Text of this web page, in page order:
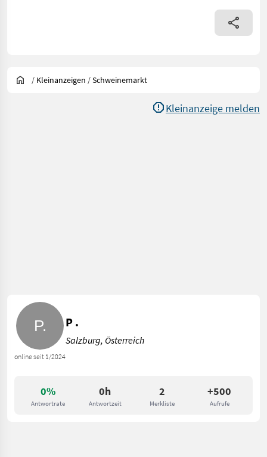
/ Kleinanzeigen /Schweinemarkt
Kleinanzeige melden
0%
Antwortrate
0h
Antwortzeit
2
Merkliste
+500
Aufrufe
online seit 1/2024
P .
Salzburg, Österreich